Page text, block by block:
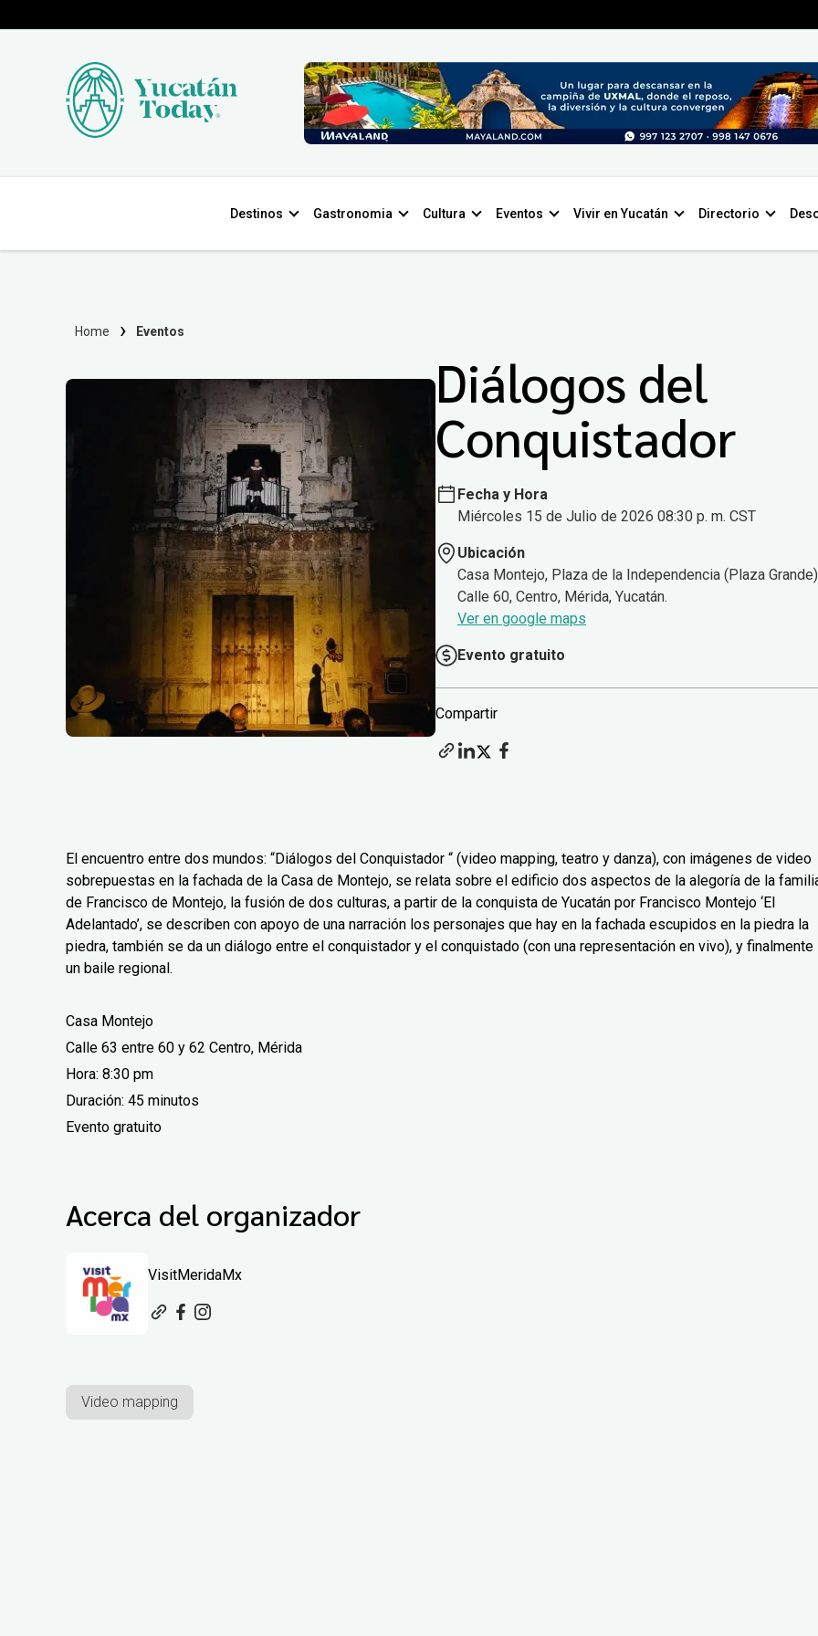
Destinos Gastronomia Cultura Eventos Vivir en Yucatán Directorio
Home Eventos
Diálogos del
Conquistador
Fecha y Hora
Miércoles 15 de Julio de 2026 08:30 p. m. CST
Ubicación
Casa Montejo, Plaza de la Independencia (Plaza
Calle 60, Centro, Mérida, Yucatán.
Ver en google maps
Evento gratuito
Compartir
El encuentro entre dos mundos: “Diálogos del Conquistador “ (video mapping, teatro y danza), con imágenes de video
sobrepuestas en la fachada de la Casa de Montejo, se relata sobre el edificio dos aspectos de la alegoría de la
de Francisco de Montejo, la fusión de dos culturas, a partir de la conquista de Yucatán por Francisco Montejo ‘El
Adelantado’, se describen con apoyo de una narración los personajes que hay en la fachada escupidos en la piedra la
piedra, también se da un diálogo entre el conquistador y el conquistado (con una representación en vivo), y finalmente
un baile regional.
Casa Montejo
Calle 63 entre 60 y 62 Centro, Mérida
Hora: 8:30 pm
Duración: 45 minutos
Evento gratuito
Acerca del organizador
VisitMeridaMx
Video mapping